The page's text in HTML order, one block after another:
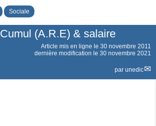
Sociale
Cumul (A.R.E) & salaire
Article mis en ligne le 30 novembre 2011
dernière modification le 30 novembre 2021
par unedic